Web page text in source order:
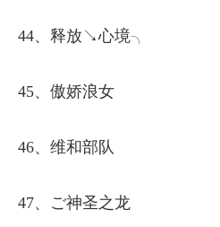
44、释放↘心境╮
45、傲娇浪女
46、维和部队
47、ご神圣之龙